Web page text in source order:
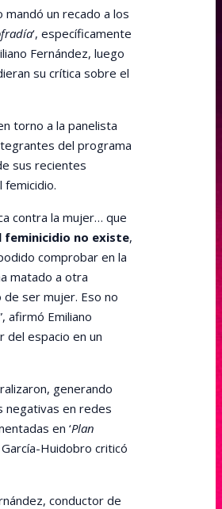
mandó un recado a los
‘, específicamente
Fernández, luego
su crítica sobre el
torno a la panelista
del programa
sus recientes
contra la mujer… que
feminicidio no existe,
comprobar en la
matado a otra
ser mujer. Eso no
afirmó Emiliano
del espacio en un
generando
negativas en redes
en ‘Plan
García-Huidobro criticó
conductor de